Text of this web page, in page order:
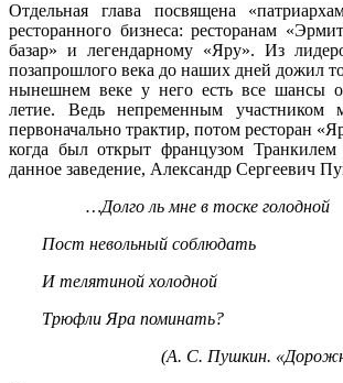
Отдельная глава посвящена
ресторанного бизнеса: ресторанам
базар» и легендарному «Яру». Из
позапрошлого века до наших дней дожил
нынешнем веке у него есть все шансы
летие. Ведь непременным участником
первоначально трактир, потом ресторан
когда был открыт французом
данное заведение, Александр Сергеевич
…Долго ль мне в тоске голодной
Пост невольный соблюдать
И телятиной холодной
Трюфли Яра поминать?
(А. С. Пушкин. «Дорожные